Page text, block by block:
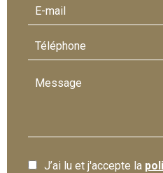
J’ai lu et j'accepte la